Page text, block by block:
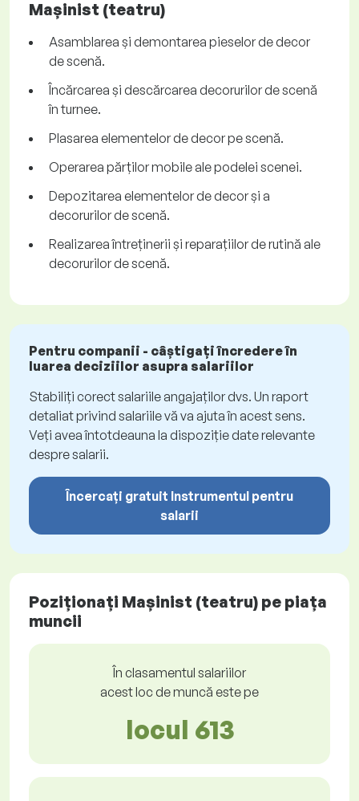
Mașinist (teatru)
Asamblarea și demontarea pieselor de decor
de scenă.
Încărcarea și descărcarea decorurilor de scenă
în turnee.
Plasarea elementelor de decor pe scenă.
Operarea părților mobile ale podelei scenei.
Depozitarea elementelor de decor și a
decorurilor de scenă.
Realizarea întreținerii și reparațiilor de rutină ale
decorurilor de scenă.
Pentru companii - câștigați încredere în
luarea deciziilor asupra salariilor
Stabiliți corect salariile angajaților dvs. Un raport
detaliat privind salariile vă va ajuta în acest sens.
Veți avea întotdeauna la dispoziție date relevante
despre salarii.
Încercați gratuit Instrumentul pentru
salarii
Poziționați Mașinist (teatru) pe piața
muncii
În clasamentul salariilor
acest loc de muncă este pe
locul 613